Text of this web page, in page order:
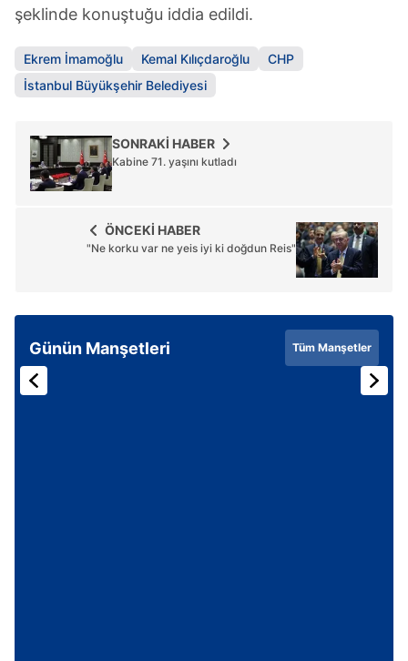
şeklinde konuştuğu iddia edildi.
Ekrem İmamoğlu Kemal Kılıçdaroğlu
CHP
İstanbul Büyükşehir Belediyesi
SONRAKİ HABER
Kabine 71. yaşını kutladı
ÖNCEKİ HABER
"Ne korku var ne yeis iyi ki doğdun Reis"
Günün Manşetleri Tüm Manşetler